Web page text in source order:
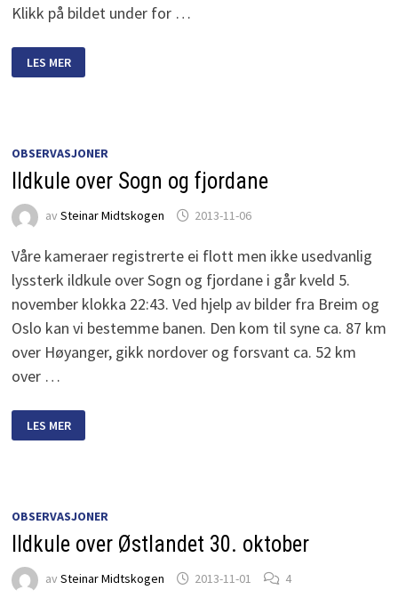
Klikk på bildet under for …
METEOR
LES MER
OBSERVASJONER
Ildkule over Sogn og fjordane
av Steinar Midtskogen 2013-11-06
Våre kameraer registrerte ei flott men ikke usedvanlig
lyssterk ildkule over Sogn og fjordane i går kveld 5.
november klokka 22:43. Ved hjelp av bilder fra Breim og
Oslo kan vi bestemme banen. Den kom til syne ca. 87 km
over Høyanger, gikk nordover og forsvant ca. 52 km
over …
OVER
SOGN
LES MER
OBSERVASJONER
Ildkule over Østlandet 30. oktober
av Steinar Midtskogen 2013-11-01 4